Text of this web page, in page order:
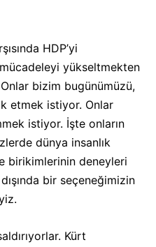
HDP’yi
yükseltmekten
bizim bugünümüzü,
etmek istiyor. Onlar
istiyor. İşte onların
dünya insanlık
birikimlerinin deneyleri
bir seçeneğimizin
Kürt